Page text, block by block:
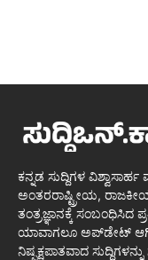
ಕನ್ನಡ ಸುದ್ದಿಗಳ
ಅಂತರರಾಷ್ಟ್ರೀಯ,
ತಂತ್ರಜ್ಞಾನಕ್ಕೆ
ಯಾವಾಗಲೂ ಅಪ್‌ಡೇಟ್
ನಿಷ್ಪಕ್ಷಪಾತವಾದ